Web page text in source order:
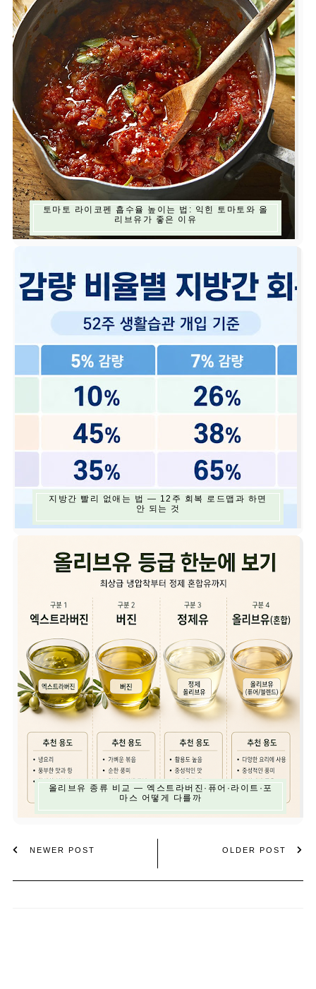
토마토 라이코펜 흡수율 높이는 법: 익힌 토마토와 올
리브유가 좋은 이유
지방간 빨리 없애는 법 — 12주 회복 로드맵과 하면
안 되는 것
올리브유 종류 비교 — 엑스트라버진·퓨어·라이트·포
마스 어떻게 다를까
NEWER POST OLDER POST